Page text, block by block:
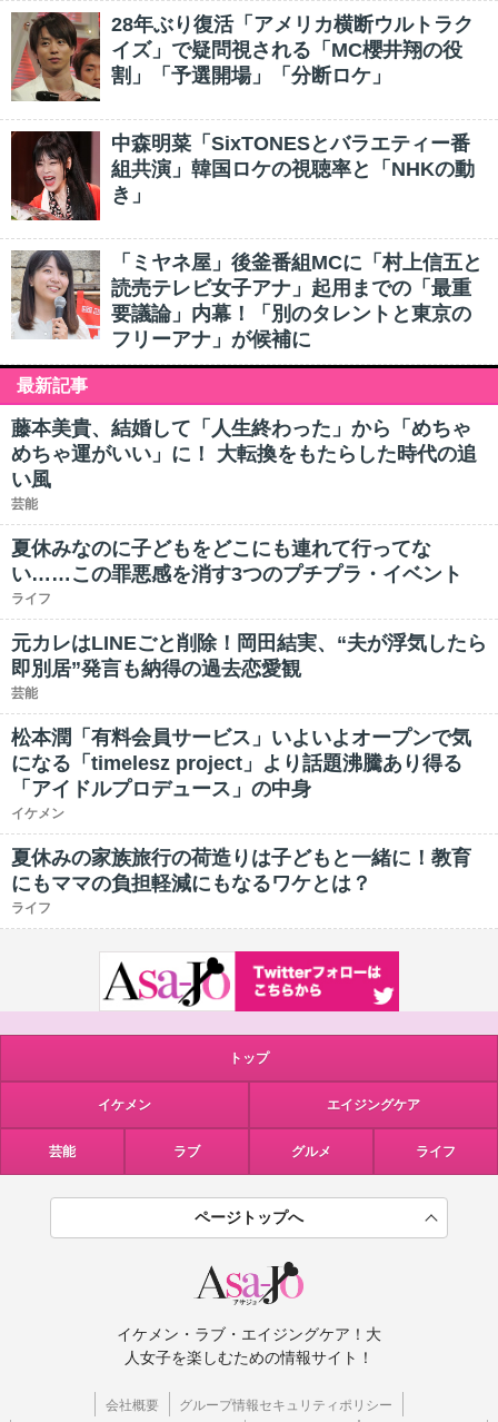
28年ぶり復活「アメリカ横断ウルトラク
イズ」で疑問視される「MC櫻井翔の役
割」「予選開場」「分断ロケ」
中森明菜「SixTONESとバラエティー番
組共演」韓国ロケの視聴率と「NHKの動
き」
「ミヤネ屋」後釜番組MCに「村上信五と
読売テレビ女子アナ」起用までの「最重
要議論」内幕！「別のタレントと東京の
フリーアナ」が候補に
最新記事
藤本美貴、結婚して「人生終わった」から「めちゃ
めちゃ運がいい」に！ 大転換をもたらした時代の追
い風
芸能
夏休みなのに子どもをどこにも連れて行ってな
い……この罪悪感を消す3つのプチプラ・イベント
ライフ
元カレはLINEごと削除！岡田結実、“夫が浮気したら
即別居”発言も納得の過去恋愛観
芸能
松本潤「有料会員サービス」いよいよオープンで気
になる「timelesz project」より話題沸騰あり得る
「アイドルプロデュース」の中身
イケメン
夏休みの家族旅行の荷造りは子どもと一緒に！教育
にもママの負担軽減にもなるワケとは？
ライフ
トップ
イケメン エイジングケア
芸能 ラブ グルメ ライフ
ページトップへ
イケメン・ラブ・エイジングケア！大
人女子を楽しむための情報サイト！
会社概要 グループ情報セキュリティポリシー